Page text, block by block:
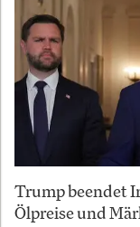
Trump beendet
Ölpreise und